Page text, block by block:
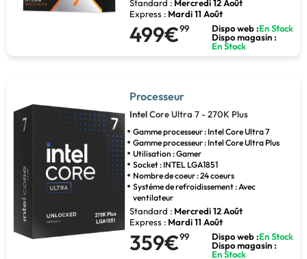
Standard : Mercredi 12 Août
Express : Mardi 11 Août
499€99 Dispo web :En Stock
Dispo magasin :
En Stock
Processeur
IntelCore Ultra 7 - 270K Plus
Gamme processeur : Intel Core Ultra 7
Gamme processeur : Intel Core Ultra Plus
Utilisation : Gamer
Socket : INTEL LGA1851
Nombre de coeur : 24 coeurs
Systéme de refroidissement : Avec
ventilateur
Standard : Mercredi 12 Août
Express : Mardi 11 Août
359€99 Dispo web :En Stock
Dispo magasin :
En Stock